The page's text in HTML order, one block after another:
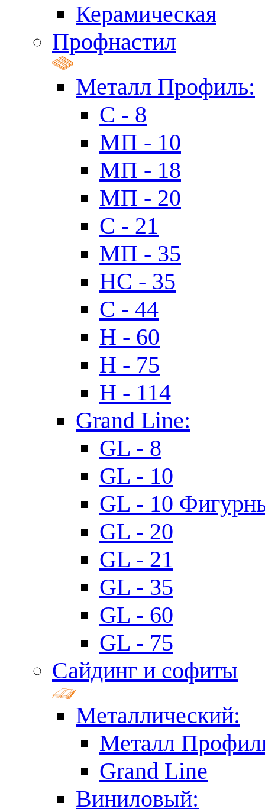
Керамическая
Профнастил
Металл Профиль:
C - 8
МП - 10
МП - 18
МП - 20
C - 21
МП - 35
HC - 35
C - 44
H - 60
H - 75
H - 114
Grand Line:
GL - 8
GL - 10
GL - 10
GL - 20
GL - 21
GL - 35
GL - 60
GL - 75
Сайдинг и софиты
Металлический:
Металл
Grand Line
Виниловый: